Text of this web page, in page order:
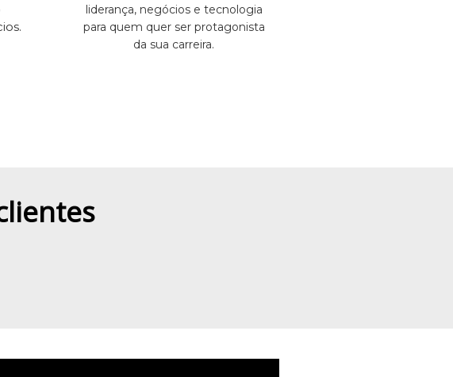
liderança, negócios e tecnologia
para quem quer ser protagonista
da sua carreira.